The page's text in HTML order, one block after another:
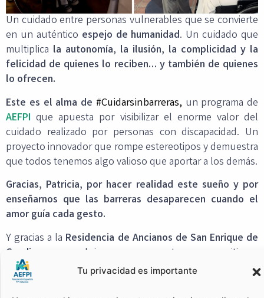
Tu privacidad es importante
Un cuidado entre personas vulnerables que se convierte
en un auténtico espejo de humanidad. Un cuidado que
multiplica la autonomía, la ilusión, la complicidad y la
felicidad de quienes lo reciben… y también de quienes
lo ofrecen.
Este es el alma de #Cuidarsinbarreras, un programa de
AEFPI que apuesta por visibilizar el enorme valor del
cuidado realizado por personas con discapacidad. Un
proyecto innovador que rompe estereotipos y demuestra
que todos tenemos algo valioso que aportar a los demás.
Gracias, Patricia, por hacer realidad este sueño y por
enseñarnos que las barreras desaparecen cuando el
amor guía cada gesto.
Y gracias a la Residencia de Ancianos de San Enrique de
Guadiaro
por abrirnos sus puertas y permitirnos
desarrollar este proyecto piloto. Gracias por confiar en
nosotros y por dejarnos compartir momentos tan